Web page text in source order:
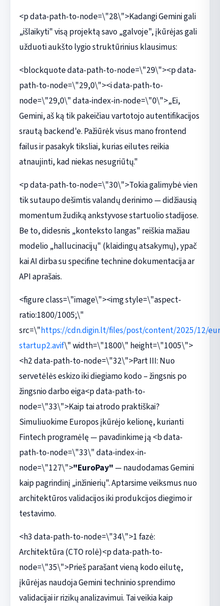
<p data-path-to-node=\"28\">Kadangi Gemini gali
„išlaikyti" visą projektą savo „galvoje", įkūrėjas gali
užduoti aukšto lygio struktūrinius klausimus:
<blockquote data-path-to-node=\"29\"><p data-
path-to-node=\"29,0\"><i data-path-to-
node=\"29,0\" data-index-in-node=\"0\">„Ei,
Gemini, aš ką tik pakeičiau vartotojo autentifikacijos
srautą backend'e. Pažiūrėk visus mano frontend
failus ir pasakyk tiksliai, kurias eilutes reikia
atnaujinti, kad niekas nesugriūtų."
<p data-path-to-node=\"30\">Tokia galimybė vien
tik sutaupo dešimtis valandų derinimo — didžiausią
momentum žudiką ankstyvose startuolio stadijose.
Be to, didesnis „konteksto langas" reiškia mažiau
modelio „hallucinacijų" (klaidingų atsakymų), ypač
kai AI dirba su specifine technine dokumentacija ar
API aprašais.
<figure class=\"image\"><img style=\"aspect-
ratio:1800/1005;\"
src=\"https://cdn.digin.lt/files/post/content/2025/12/
startup2.avif\" width=\"1800\" height=\"1005\">
<h2 data-path-to-node=\"32\">Part III: Nuo
servetėlės eskizo iki diegiamo kodo – žingsnis po
žingsnio darbo eiga<p data-path-to-
node=\"33\">Kaip tai atrodo praktiškai?
Simuliuokime Europos įkūrėjo kelionę, kurianti
Fintech programėlę — pavadinkime ją <b data-
path-to-node=\"33\" data-index-in-
node=\"127\">"EuroPay" — naudodamas Gemini
kaip pagrindinį „inžinierių". Aptarsime veiksmus nuo
architektūros validacijos iki produkcijos diegimo ir
testavimo.
<h3 data-path-to-node=\"34\">1 fazė:
Architektūra (CTO rolė)<p data-path-to-
node=\"35\">Prieš parašant vieną kodo eilutę,
įkūrėjas naudoja Gemini techninio sprendimo
validacijai ir rizikų analizavimui. Tai veikia kaip